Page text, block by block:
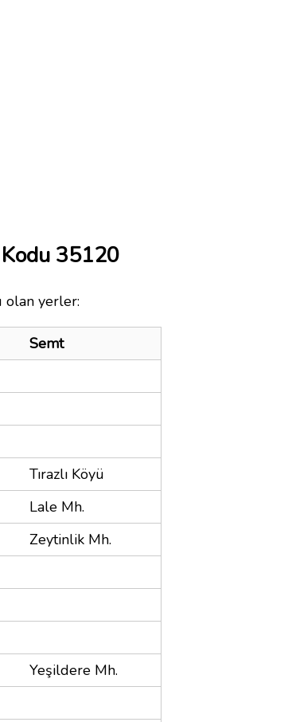
35120
olan yerler:
Semt
Tırazlı Köyü
Lale Mh.
Zeytinlik Mh.
Yeşildere Mh.